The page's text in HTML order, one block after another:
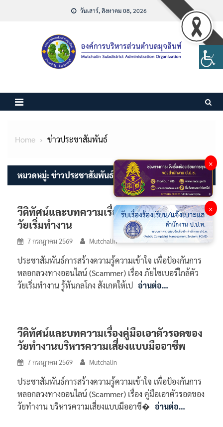
วันเสาร์, สิงหาคม 08, 2026
Home ข่าวประชาสัมพันธ์
หมวดหมู่: ข่าวประชาสัมพันธ์
วีดิทัศน์และบทความเรื่องภัยไซเบอร์ใกล้ตัว
วัยเริ่มทำงาน
7 กรกฎาคม 2569 Mutchalin
ประชาสัมพันธ์การสร้างความรู้ความเข้าใจ เพื่อป้องกันการ
หลอกลวงทางออนไลน์ (Scammer) เรื่อง ภัยไซเบอร์ใกล้ตัว
วัยเริ่มทำงาน รู้ทันกลโกง สังเกตให้เป อ่านต่อ…
วีดิทัศน์และบทความเรื่องคู่มือเอาตัวรอดของ
วัยทำงานบริหารความเสี่ยงแบบมืออาชีพ
7 กรกฎาคม 2569 Mutchalin
ประชาสัมพันธ์การสร้างความรู้ความเข้าใจ เพื่อป้องกันการ
หลอกลวงทางออนไลน์ (Scammer) เรื่อง คู่มือเอาตัวรอดของ
วัยทำงาน บริหารความเสี่ยงแบบมืออาชี� อ่านต่อ…
×
×